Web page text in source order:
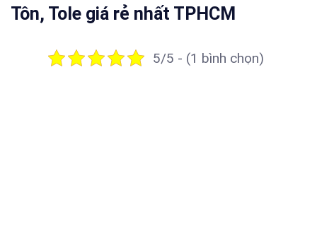
Tôn, Tole giá rẻ nhất TPHCM
5/5 - (1 bình chọn)